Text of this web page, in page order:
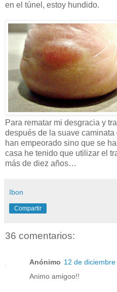
en el túnel, estoy hundido.
Para rematar mi desgracia y
después de la suave
han empeorado sino que se
casa he tenido que utilizar el
más de diez años…
Ibon
Compartir
36 comentarios:
Anónimo 12 de
Animo amigoo!!